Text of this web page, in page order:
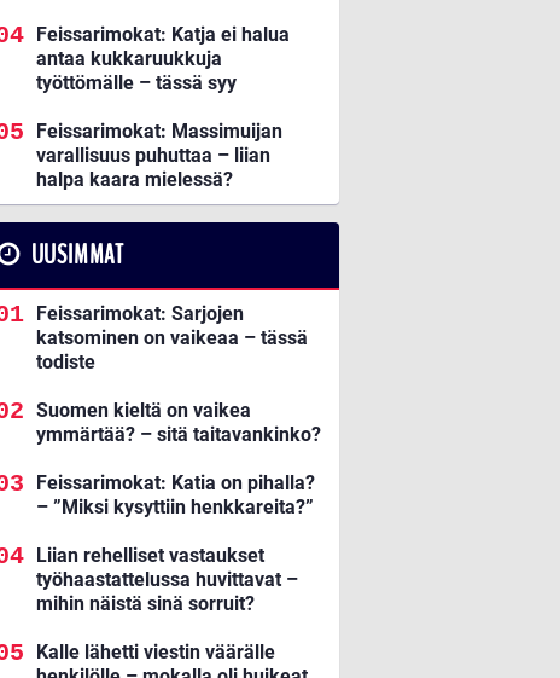
Feissarimokat: Katja ei halua
antaa kukkaruukkuja
työttömälle – tässä syy
Feissarimokat: Massimuijan
varallisuus puhuttaa – liian
halpa kaara mielessä?
UUSIMMAT
Feissarimokat: Sarjojen
katsominen on vaikeaa – tässä
todiste
Suomen kieltä on vaikea
ymmärtää? – sitä taitavankinko?
Feissarimokat: Katia on pihalla?
– ”Miksi kysyttiin henkkareita?”
Liian rehelliset vastaukset
työhaastattelussa huvittavat –
mihin näistä sinä sorruit?
Kalle lähetti viestin väärälle